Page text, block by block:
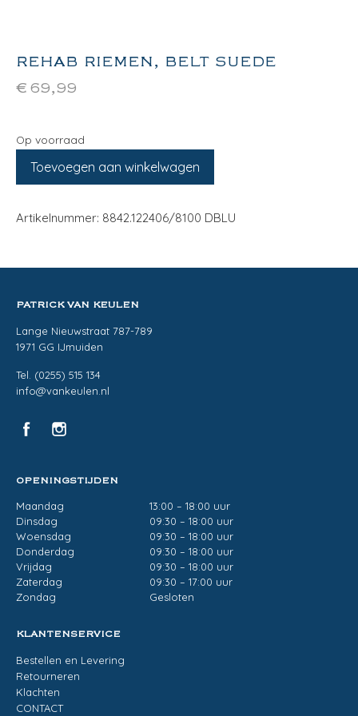
REHAB RIEMEN, BELT SUEDE
€ 69,99
Op voorraad
Toevoegen aan winkelwagen
Artikelnummer: 8842.122406/8100 DBLU
PATRICK VAN KEULEN
Lange Nieuwstraat 787-789
1971 GG IJmuiden
Tel. (0255) 515 134
info@vankeulen.nl
OPENINGSTIJDEN
Maandag
13:00 – 18:00 uur
Dinsdag
09:30 – 18:00 uur
Woensdag
09:30 – 18:00 uur
Donderdag
09:30 – 18:00 uur
Vrijdag
09:30 – 18:00 uur
Zaterdag
09:30 – 17:00 uur
Zondag
Gesloten
KLANTENSERVICE
Bestellen en Levering
Retourneren
Klachten
CONTACT